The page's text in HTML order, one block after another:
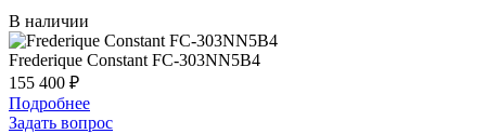
В наличии
Frederique Constant FC-303NN5B4
155 400 ₽
Подробнее
Задать вопрос